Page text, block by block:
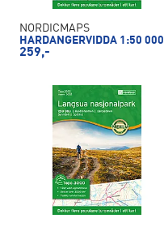
NORDICMAPS
HARDANGERVIDDA 1:50 000
259,-